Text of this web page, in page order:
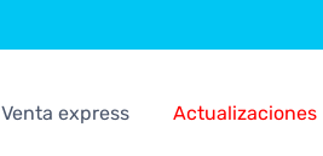
Venta express Actualizaciones